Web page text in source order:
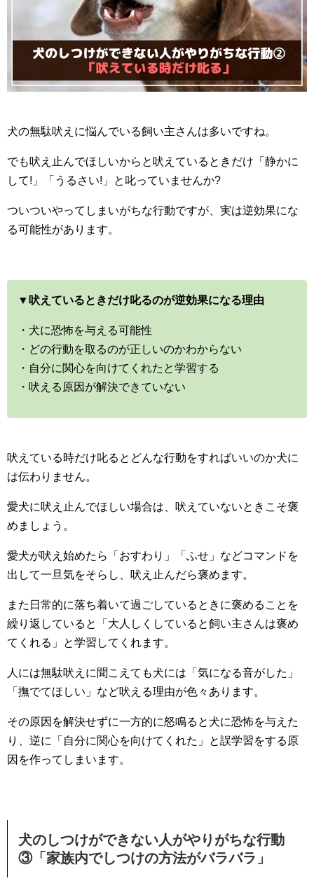
犬の無駄吠えに悩んでいる飼い主さんは多いですね。
でも吠え止んでほしいからと吠えているときだけ「静かに
して!」「うるさい!」と叱っていませんか?
ついついやってしまいがちな行動ですが、実は逆効果にな
る可能性があります。
▼吠えているときだけ叱るのが逆効果になる理由
・犬に恐怖を与える可能性
・どの行動を取るのが正しいのかわからない
・自分に関心を向けてくれたと学習する
・吠える原因が解決できていない
吠えている時だけ叱るとどんな行動をすればいいのか犬に
は伝わりません。
愛犬に吠え止んでほしい場合は、吠えていないときこそ褒
めましょう。
愛犬が吠え始めたら「おすわり」「ふせ」などコマンドを
出して一旦気をそらし、吠え止んだら褒めます。
また日常的に落ち着いて過ごしているときに褒めることを
繰り返していると「大人しくしていると飼い主さんは褒め
てくれる」と学習してくれます。
人には無駄吠えに聞こえても犬には「気になる音がした」
「撫でてほしい」など吠える理由が色々あります。
その原因を解決せずに一方的に怒鳴ると犬に恐怖を与えた
り、逆に「自分に関心を向けてくれた」と誤学習をする原
因を作ってしまいます。
犬のしつけができない人がやりがちな行動
③「家族内でしつけの方法がバラバラ」